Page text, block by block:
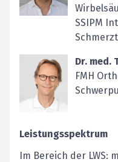
SSIPM
Dr. med.
FMH
Leistungsspektrum
Im Bereich der LWS: